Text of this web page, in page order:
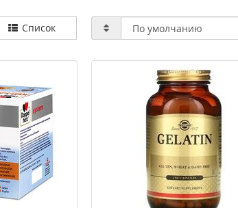
Купить
Список